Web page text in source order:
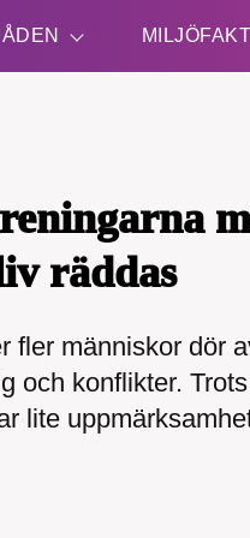
räddas
fler människor dör
och konflikter.
lite
SMB kämpar
ideella